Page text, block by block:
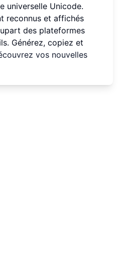
universelle Unicode.
reconnus et affichés
des plateformes
Générez, copiez et
vos nouvelles